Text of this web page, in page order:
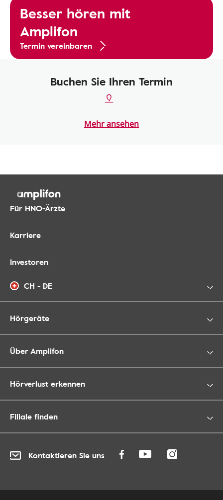
Besser hören mit
Amplifon
Termin vereinbaren
Buchen Sie Ihren Termin
Mehr ansehen
Für HNO-Ärzte
Karriere
Investoren
CH - DE
Hörgeräte
Über Amplifon
Hörverlust erkennen
Filiale finden
Kontaktieren Sie uns